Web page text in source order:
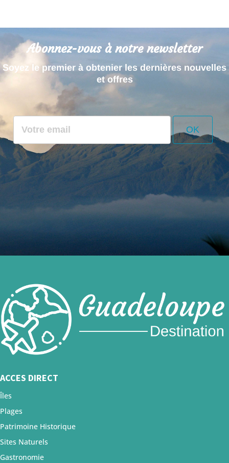
Abonnez-vous à notre newsletter
Soyez le premier à obtenier les dernières nouvelles
et offres
ACCES DIRECT
Îles
Plages
Patrimoine Historique
Sites Naturels
Gastronomie